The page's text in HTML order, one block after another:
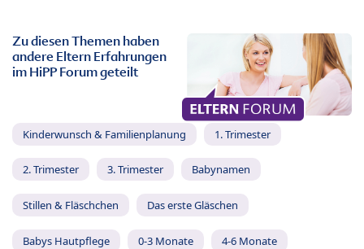
Zu diesen Themen haben
andere Eltern Erfahrungen
im HiPP Forum geteilt
Kinderwunsch & Familienplanung 1. Trimester
2. Trimester 3. Trimester Babynamen
Stillen & Fläschchen Das erste Gläschen
Babys Hautpflege 0-3 Monate 4-6 Monate